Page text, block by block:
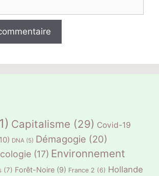
Capitalisme (29) Covid-19
DNA (5) Démagogie (20)
(17) Environnement
(7) Forêt-Noire (9) France 2 (6) Hollande